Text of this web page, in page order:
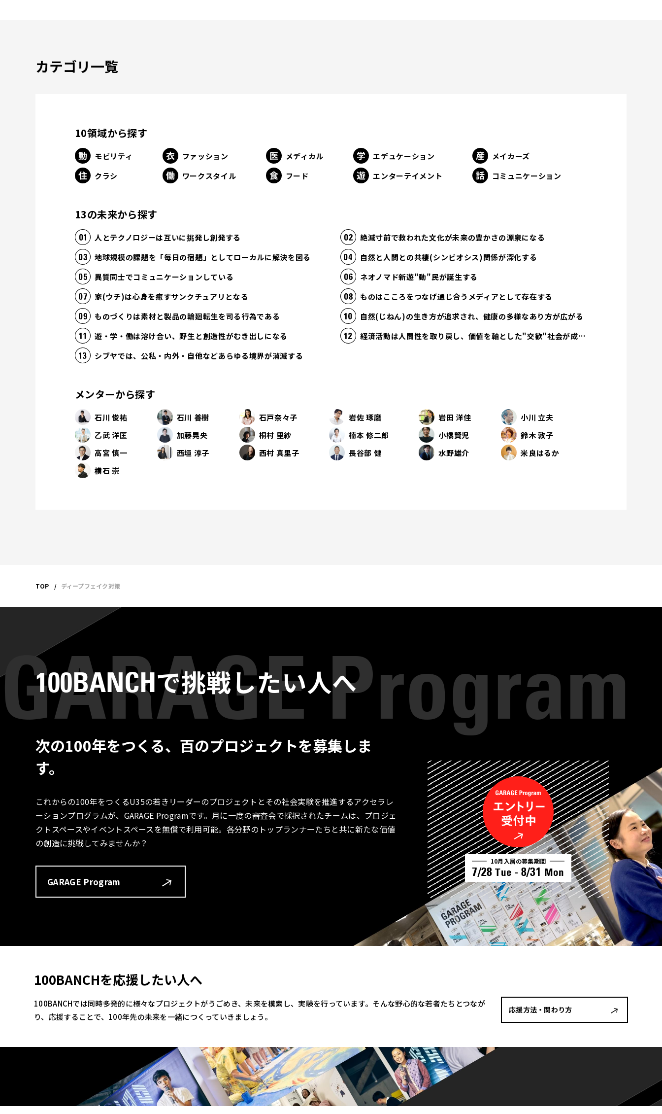
カテゴリ一覧
10領域から探す
モビリティ ファッション メディカル エデュケーション
メイカーズ
クラシ
ワークスタイル フード エンターテイメント コミュニケーション
13の未来から探す
人とテクノロジーは互いに挑発し創発する
絶滅寸前で救われた文化が未来の豊かさの源泉になる
地球規模の課題を「毎日の宿題」としてローカルに解決を図る
自然と人間との共棲(シンビオシス)関係が深化する
異質同士でコミュニケーションしている
ネオノマド新遊"動"民が誕生する
家(ウチ)は心身を癒すサンクチュアリとなる
ものはこころをつなげ通じ合うメディアとして存在する
ものづくりは素材と製品の輪廻転生を司る行為である
自然(じねん)の生き方が追求され、健康の多様なあり方が広がる
遊・学・働は溶け合い、野生と創造性がむき出しになる
経済活動は人間性を取り戻し、価値を軸とした"交歓"社会が成立する
シブヤでは、公私・内外・自他などあらゆる境界が消滅する
メンターから探す
石川 俊祐 石川 善樹 石戸奈々子 岩佐 琢磨 岩田 洋佳
小川 立夫
乙武 洋匡
加藤晃央 桐村 里紗 楠本 修二郎 小橋賢児
鈴木 敦子
高宮 慎一
西垣 淳子 西村 真里子 長谷部 健 水野雄介
米良はるか
横石 崇
TOP ディープフェイク対策
100BANCHで挑戦したい人へ
次の100年をつくる、百のプロジェクトを募集しま
す。
これからの100年をつくるU35の若きリーダーのプロジェクトとその社会実験を推進するアクセラレ
ーションプログラムが、GARAGE Programです。月に一度の審査会で採択されたチームは、プロジェ
クトスペースやイベントスペースを無償で利用可能。各分野のトップランナーたちと共に新たな価値
の創造に挑戦してみませんか？
GARAGE Program
10月入居の募集期間
7/28 Tue - 8/31 Mon
100BANCHを応援したい人へ
100BANCHでは同時多発的に様々なプロジェクトがうごめき、未来を模索し、実験を行っています。そんな野心的な若者たちとつなが
り、応援することで、100年先の未来を一緒につくっていきましょう。
応援方法・関わり方